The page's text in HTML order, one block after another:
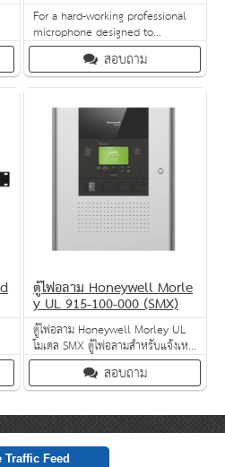
For a hard-working professional
microphone designed to
withstand the rigours of speech
or music performances, try the
HN-EDA91 from Honeywell. You
simple push of a button. Adjust
its neck for ease of use and
enjoy uncompromising sound
output, every time.
สอบถาม
ตู้ไฟอลาม Honeywell Morle
y UL 915-100-000 (SMX)
ตู้ไฟอลาม Honeywell Morley UL
โมเดล SMX ตู้ไฟอลามสำหรับแจ้งเหตุ
เพลิงไหม้รองรับ Sensor สูงสุด 636
อุปกรณ์ หรือ โมดูลสูงสุด 156 โมดูล
สอบถาม
Traffic Feed